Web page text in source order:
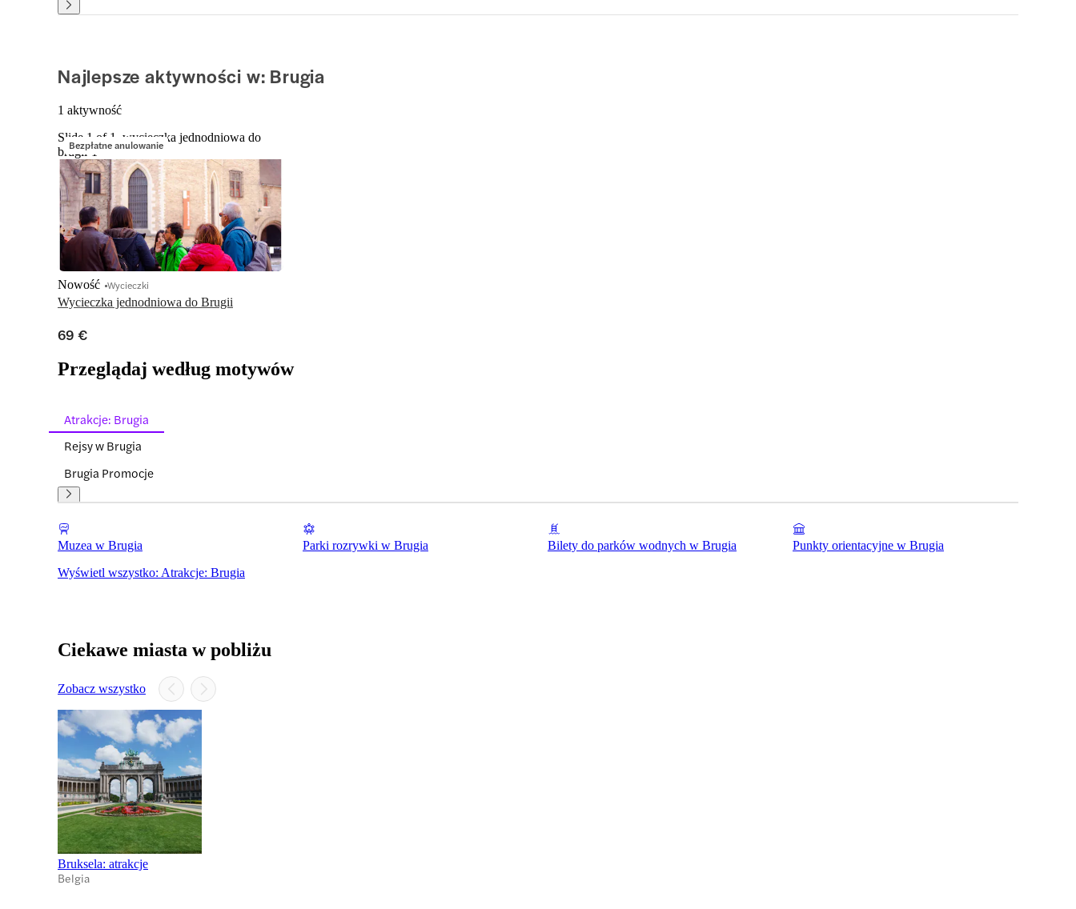
Najlepsze aktywności w: Brugia
1 aktywność
Bezpłatne anulowanie
Slide 1 of 1, wycieczka jednodniowa do
brugii-1
Wycieczka jednodniowa do Brugii
Nowość Wycieczki
69 €
Przeglądaj według motywów
Atrakcje: Brugia
Rejsy w Brugia
Brugia Promocje
Muzea w Brugia Parki rozrywki w Brugia Bilety do parków wodnych w Brugia
Punkty orientacyjne w Brugia
Wyświetl wszystko: Atrakcje: Brugia
Ciekawe miasta w pobliżu
Zobacz wszystko
Bruksela: atrakcje
Belgia